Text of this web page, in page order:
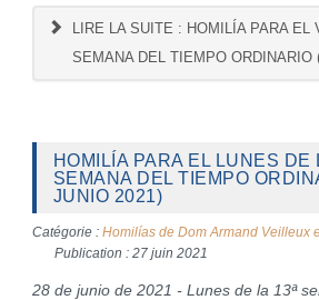
LIRE LA SUITE : HOMILÍA PARA EL
SEMANA DEL TIEMPO ORDINARIO
HOMILÍA PARA EL LUNES DE
SEMANA DEL TIEMPO
JUNIO 2021)
Catégorie : Homilías de Dom Armand Veilleux
Publication : 27 juin 2021
28 de junio de 2021 - Lunes de la 13ª